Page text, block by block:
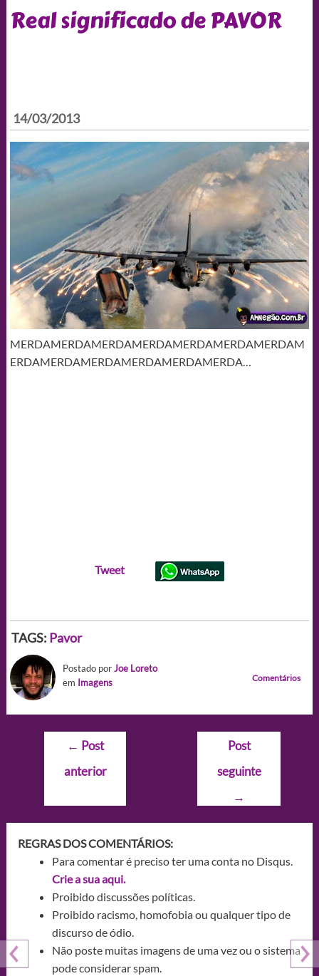
Real significado de PAVOR
14/03/2013
MERDAMERDAMERDAMERDAMERDAMERDAMERDAM
ERDAMERDAMERDAMERDAMERDAMERDA…
Tweet
TAGS: Pavor
Postado porJoe Loreto
em Imagens Comentários
Navegação
Post
← Post
anterior
Post
seguinte
→
REGRAS DOS COMENTÁRIOS:
Para comentar é preciso ter uma conta no Disqus.
Crie a sua aqui.
Proibido discussões políticas.
Proibido racismo, homofobia ou qualquer tipo de
discurso de ódio.
Não poste muitas imagens de uma vez ou o sistema
pode considerar spam.